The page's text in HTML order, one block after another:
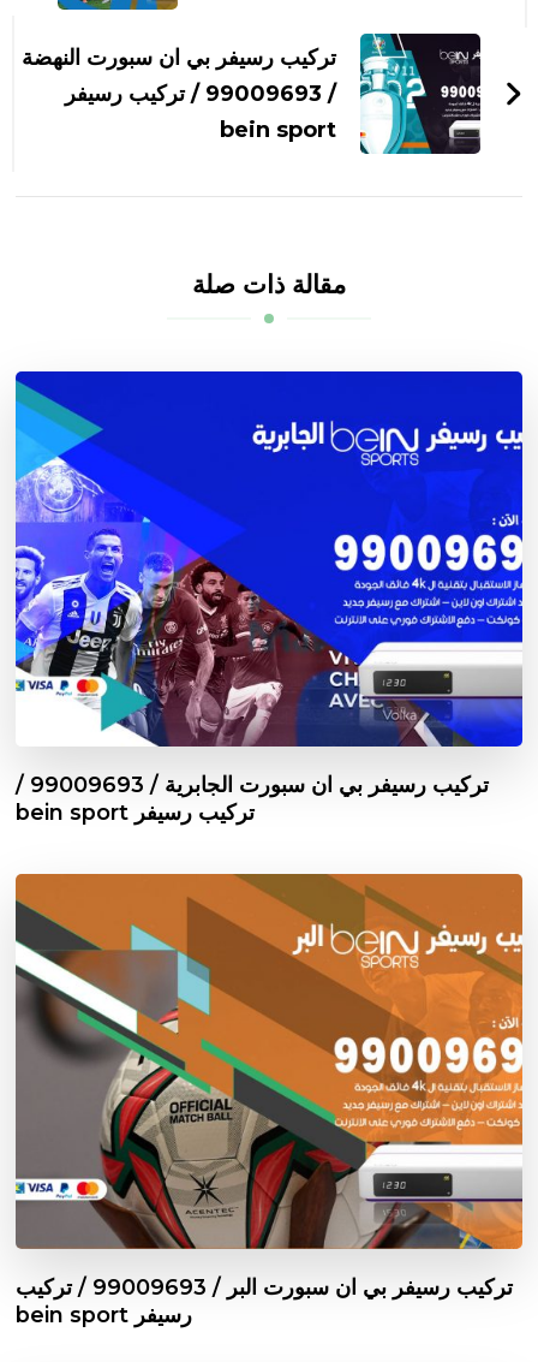
تركيب رسيفر بي ان سبورت النهضة
/ 99009693 / تركيب رسيفر
bein sport
مقالة ذات صلة
تركيب رسيفر بي ان سبورت الجابرية / 99009693 /
تركيب رسيفر bein sport
تركيب رسيفر بي ان سبورت البر / 99009693 / تركيب
رسيفر bein sport